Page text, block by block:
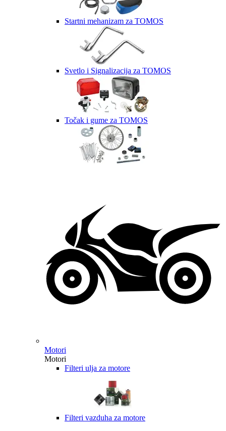
Startni mehanizam za TOMOS
Svetlo i Signalizacija za TOMOS
Točak i gume za TOMOS
Motori
Motori
Filteri ulja za motore
Filteri vazduha za motore